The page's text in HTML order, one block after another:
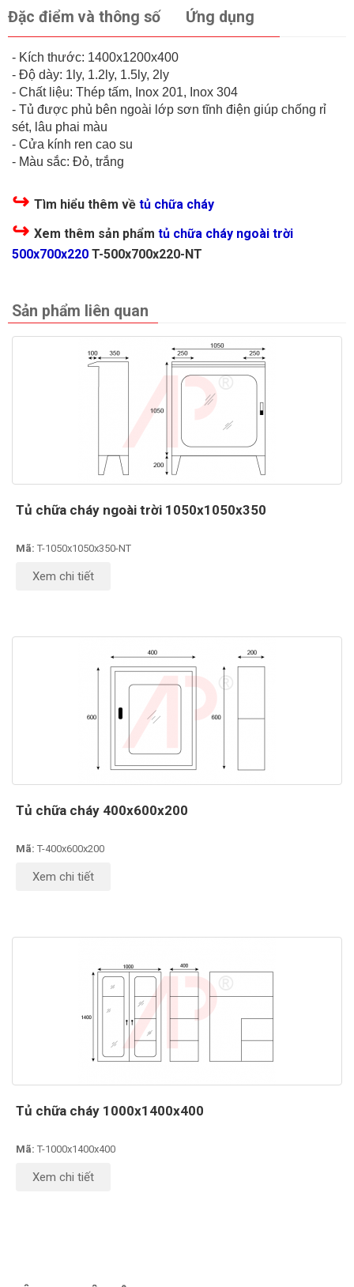
Đặc điểm và thông số Ứng dụng
- Kích thước: 1400x1200x400
- Độ dày: 1ly, 1.2ly, 1.5ly, 2ly
- Chất liệu: Thép tấm, Inox 201, Inox 304
- Tủ được phủ bên ngoài lớp sơn tĩnh điện giúp chống rỉ
sét, lâu phai màu
- Cửa kính ren cao su
- Màu sắc: Đỏ, trắng
↪ Tìm hiểu thêm về tủ chữa cháy
↪ Xem thêm sản phẩm tủ chữa cháy ngoài trời
500x700x220 T-500x700x220-NT
Sản phẩm liên quan
Tủ chữa cháy ngoài trời 1050x1050x350
Mã: T-1050x1050x350-NT
Xem chi tiết
Tủ chữa cháy 400x600x200
Mã: T-400x600x200
Xem chi tiết
Tủ chữa cháy 1000x1400x400
Mã: T-1000x1400x400
Xem chi tiết